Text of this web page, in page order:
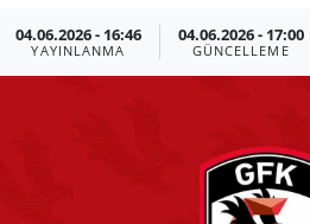
04.06.2026 - 16:46
YAYINLANMA
04.06.2026 - 17:00
GÜNCELLEME